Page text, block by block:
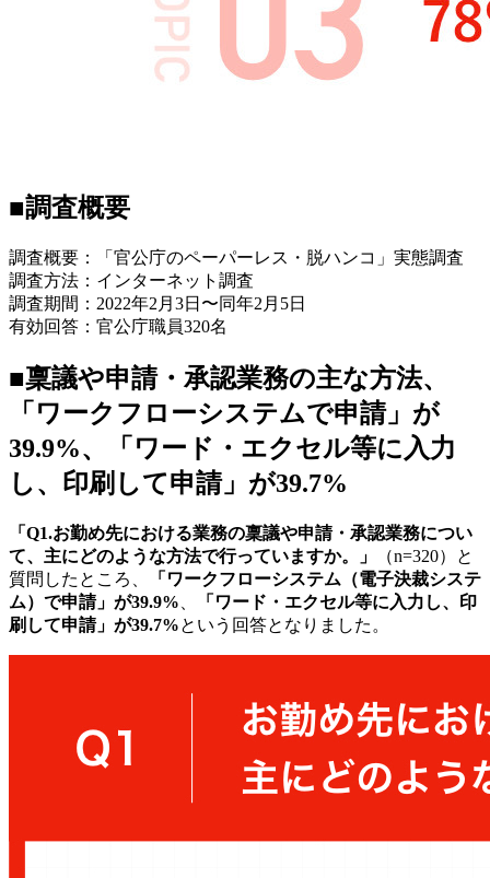
■調査概要
調査概要：「官公庁のペーパーレス・脱ハンコ」実態調査
調査方法：インターネット調査
調査期間：2022年2月3日〜同年2月5日
有効回答：官公庁職員320名
■稟議や申請・承認業務の主な方法、
「ワークフローシステムで申請」が
39.9%、「ワード・エクセル等に入力
し、印刷して申請」が39.7%
「Q1.お勤め先における業務の稟議や申請・承認業務につい
て、主にどのような方法で行っていますか。」
（n=320）と
質問したところ、
「ワークフローシステム（電子決裁システ
ム）で申請」が39.9%
「ワード・エクセル等に入力し、印
刷して申請」が39.7%という回答となりました。